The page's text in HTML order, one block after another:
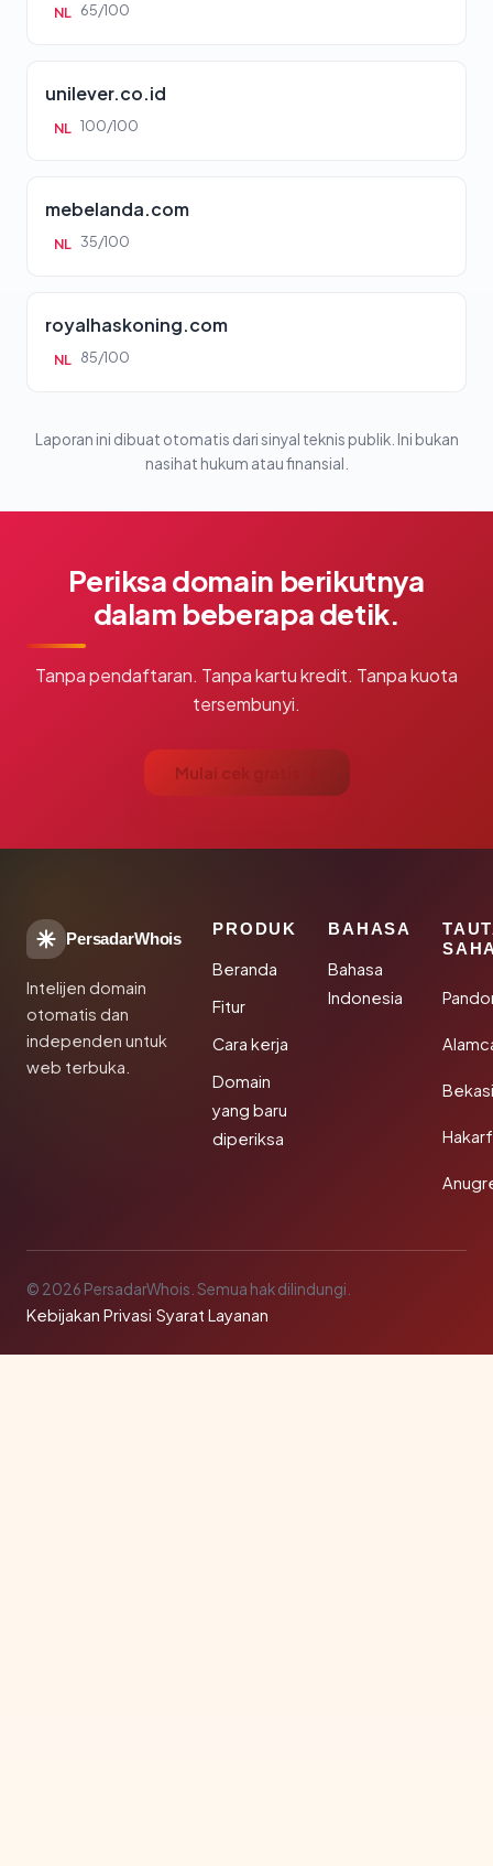
NL 65/100
unilever.co.id
NL 100/100
mebelanda.com
NL 35/100
royalhaskoning.com
NL 85/100
Laporan ini dibuat otomatis dari sinyal teknis publik. Ini bukan
nasihat hukum atau finansial.
Periksa domain berikutnya
dalam beberapa detik.
Tanpa pendaftaran. Tanpa kartu kredit. Tanpa kuota
tersembunyi.
Mulai cek gratis →
PersadarWhois
Intelijen domain
otomatis dan
independen untuk
web terbuka.
PRODUK
Beranda
Fitur
Cara kerja
Domain
yang baru
diperiksa
BAHASA
Bahasa
Indonesia
© 2026 PersadarWhois. Semua hak dilindungi.
Kebijakan Privasi·Syarat Layanan